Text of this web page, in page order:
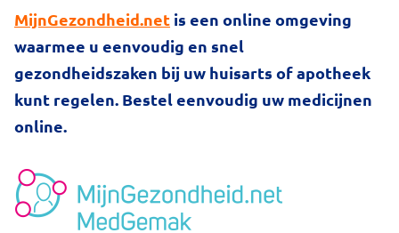
MijnGezondheid.net is een online omgeving
waarmee u eenvoudig en snel
gezondheidszaken bij uw huisarts of apotheek
kunt regelen. Bestel eenvoudig uw medicijnen
online.